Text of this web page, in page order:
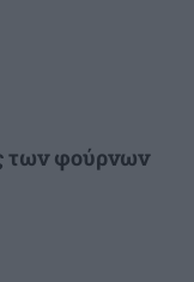
των φούρνων